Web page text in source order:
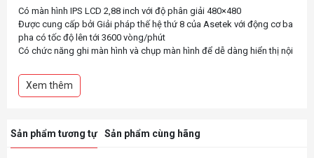
Có màn hình IPS LCD 2,88 inch với độ phân giải 480×480
Được cung cấp bởi Giải pháp thế hệ thứ 8 của Asetek với động cơ ba
pha có tốc độ lên tới 3600 vòng/phút
Có chức năng ghi màn hình và chụp màn hình để dễ dàng hiển thị nội
Truy cập các hiệu ứng màn hình độc đáo và tùy chỉnh từng lớp thông
qua L-Connect 3
Xem thêm
Sản phẩm tương tự Sản phẩm cùng hãng